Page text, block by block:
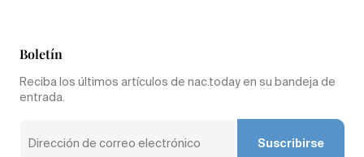
Boletín
Reciba los últimos artículos de nac.today en su bandeja de
entrada.
Suscribirse